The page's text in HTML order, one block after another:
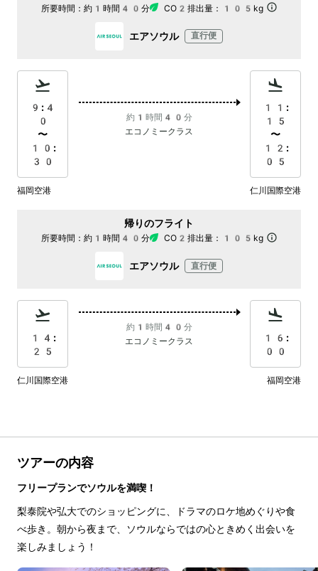
所要時間： 約1時間40分 CO2排出量： 105kg
エアソウル 直行便
9:4
0
〜
10:
30
約1時間40分
エコノミークラス
11:
15
〜
12:
05
福岡空港 仁川国際空港
帰りのフライト
所要時間： 約1時間40分 CO2排出量： 105kg
エアソウル 直行便
14:
25
約1時間40分
エコノミークラス
16:
00
仁川国際空港 福岡空港
ツアーの内容
フリープランでソウルを満喫！
梨泰院や弘大でのショッピングに、ドラマのロケ地めぐりや食
べ歩き。朝から夜まで、ソウルならではの心ときめく出会いを
楽しみましょう！